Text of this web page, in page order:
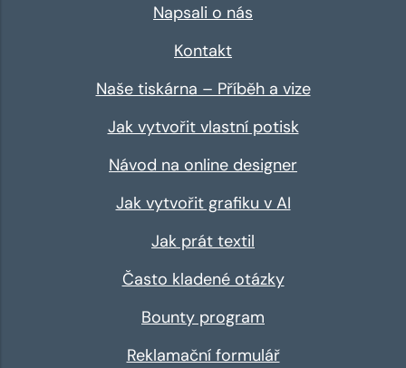
Napsali o nás
Kontakt
Naše tiskárna – Příběh a vize
Jak vytvořit vlastní potisk
Návod na online designer
Jak vytvořit grafiku v AI
Jak prát textil
Často kladené otázky
Bounty program
Reklamační formulář